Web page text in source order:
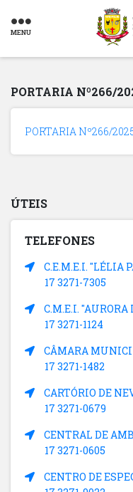
MENU
PORTARIA Nº266/
PORTARIA Nº266/
ÚTEIS
TELEFONES
C.E.M.E.I. "LÉLIA
17 3271-7305
C.M.E.I.
17 3271-1124
CÂMARA
17 3271-1482
CARTÓRIO DE
17 3271-0679
CENTRAL DE
17 3271-0605
CENTRO DE